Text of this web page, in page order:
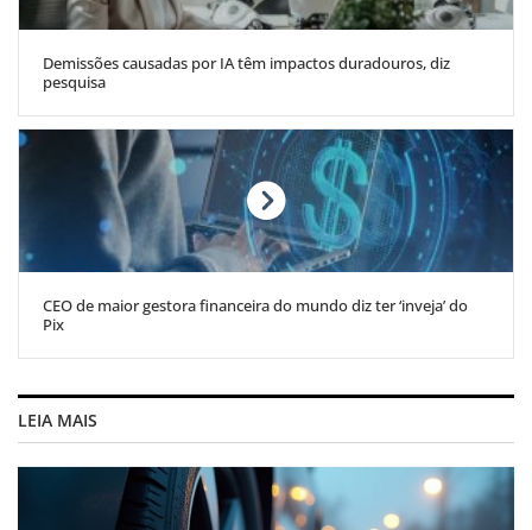
Demissões causadas por IA têm impactos duradouros, diz
pesquisa
CEO de maior gestora financeira do mundo diz ter ‘inveja’ do
Pix
LEIA MAIS